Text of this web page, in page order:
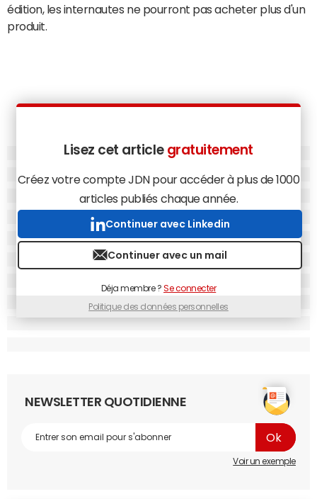
édition, les internautes ne pourront pas acheter plus d'un
produit.
Lisez cet article gratuitement
Créez votre compte JDN pour accéder à plus de 1000
articles publiés chaque année.
Continuer avec Linkedin
Continuer avec un mail
Déja membre ?Se connecter
Politique des données personnelles
NEWSLETTER QUOTIDIENNE
Voir un exemple